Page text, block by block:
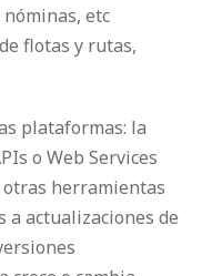
etc
flotas y rutas,
plataformas: la
o Web Services
herramientas
a actualizaciones de